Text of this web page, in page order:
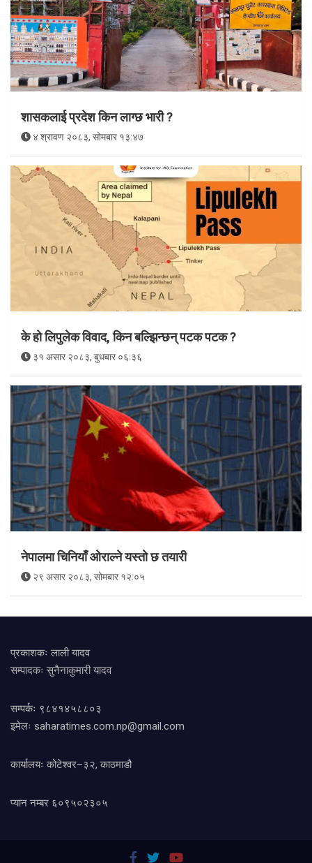
शासकलाई प्रदेश किन लाग्छ भारी ?
४ श्रावण २०८३, सोमबार १३:४७
के हो लिपुलेक विवाद, किन बल्झिन्छन् पटक पटक ?
३१ असार २०८३, बुधबार ०६:३६
नेपालमा चिनियाँ ओराल्ने यस्तो छ तयारी
२९ असार २०८३, सोमबार १२:०५
प्रकाशकः लाली यादव
सम्पादकः सुनैनाकुमारी यादव
सम्पर्कः ९८४१४५८८०३
इमेलः saharatimes.com.np@gmail.com
कार्यालयः कोटेश्वर–३२, काठमाडौ
प्यान नम्बर ६०९५०२३०५